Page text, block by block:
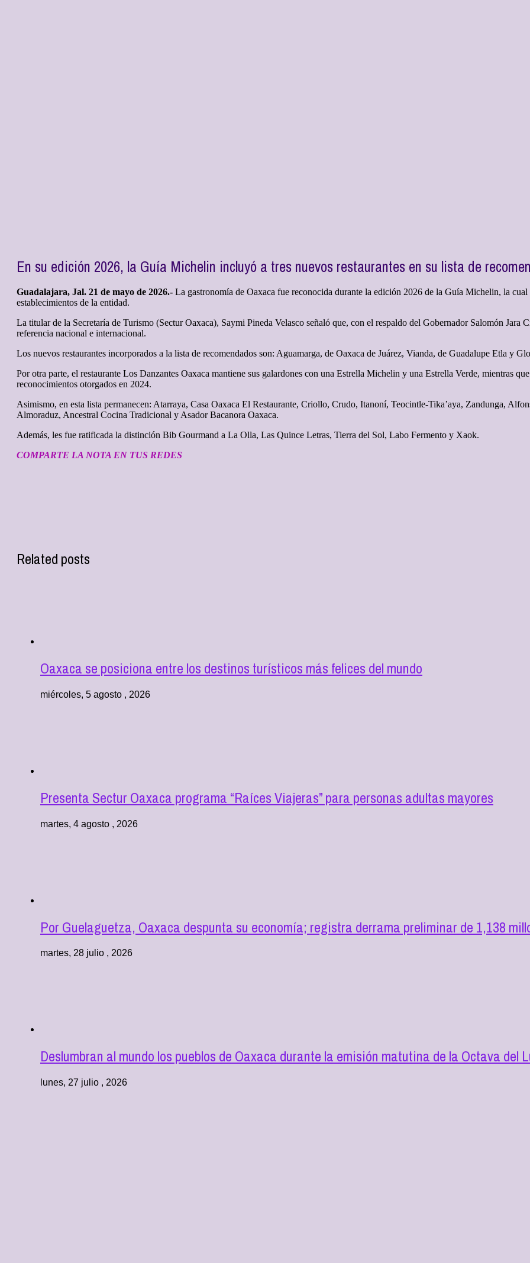
En su edición 2026, la Guía Michelin incluyó a tres nuevos restaurantes en su lista de
Guadalajara, Jal. 21 de mayo de 2026.- La gastronomía de Oaxaca fue reconocida durante la edición 2026 de la Guía Michelin, la
establecimientos de la entidad.
La titular de la Secretaría de Turismo (Sectur Oaxaca), Saymi Pineda Velasco señaló que, con el respaldo del Gobernador Salomón Jara
referencia nacional e internacional.
Los nuevos restaurantes incorporados a la lista de recomendados son: Aguamarga, de Oaxaca de Juárez, Vianda, de Guadalupe Etla y
Por otra parte, el restaurante Los Danzantes Oaxaca mantiene sus galardones con una Estrella Michelin y una Estrella Verde, mientras
reconocimientos otorgados en 2024.
Asimismo, en esta lista permanecen: Atarraya, Casa Oaxaca El Restaurante, Criollo, Crudo, Itanoní, Teocintle-Tika’aya, Zandunga,
Almoraduz, Ancestral Cocina Tradicional y Asador Bacanora Oaxaca.
Además, les fue ratificada la distinción Bib Gourmand a La Olla, Las Quince Letras, Tierra del Sol, Labo Fermento y Xaok.
COMPARTE LA NOTA EN TUS REDES
Related posts
Oaxaca se posiciona entre los destinos turísticos más felices del mundo
miércoles, 5 agosto , 2026
Presenta Sectur Oaxaca programa “Raíces Viajeras” para personas adultas mayores
martes, 4 agosto , 2026
Por Guelaguetza, Oaxaca despunta su economía; registra derrama preliminar de 1,138
martes, 28 julio , 2026
Deslumbran al mundo los pueblos de Oaxaca durante la emisión matutina de la Octava del
lunes, 27 julio , 2026